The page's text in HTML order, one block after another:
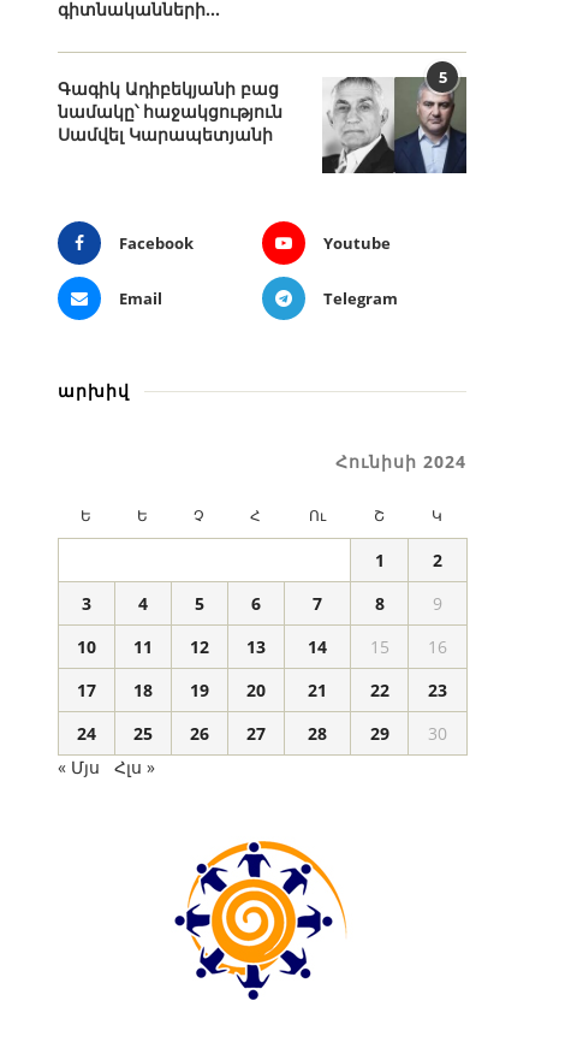
գիտնականների...
5
Գագիկ Ադիբեկյանի բաց
նամակը՝ հաջակցություն
Սամվել Կարապետյանի
Facebook Youtube
Email Telegram
արխիվ
Հունիսի 2024
Ե Ե Չ Հ Ու Շ Կ
1
2
3
4 5 6 7 8
9
10
11 12 13 14 15
16
17
18 19 20 21 22
23
24
25 26 27 28 29
30
« Մյս
Հլս »